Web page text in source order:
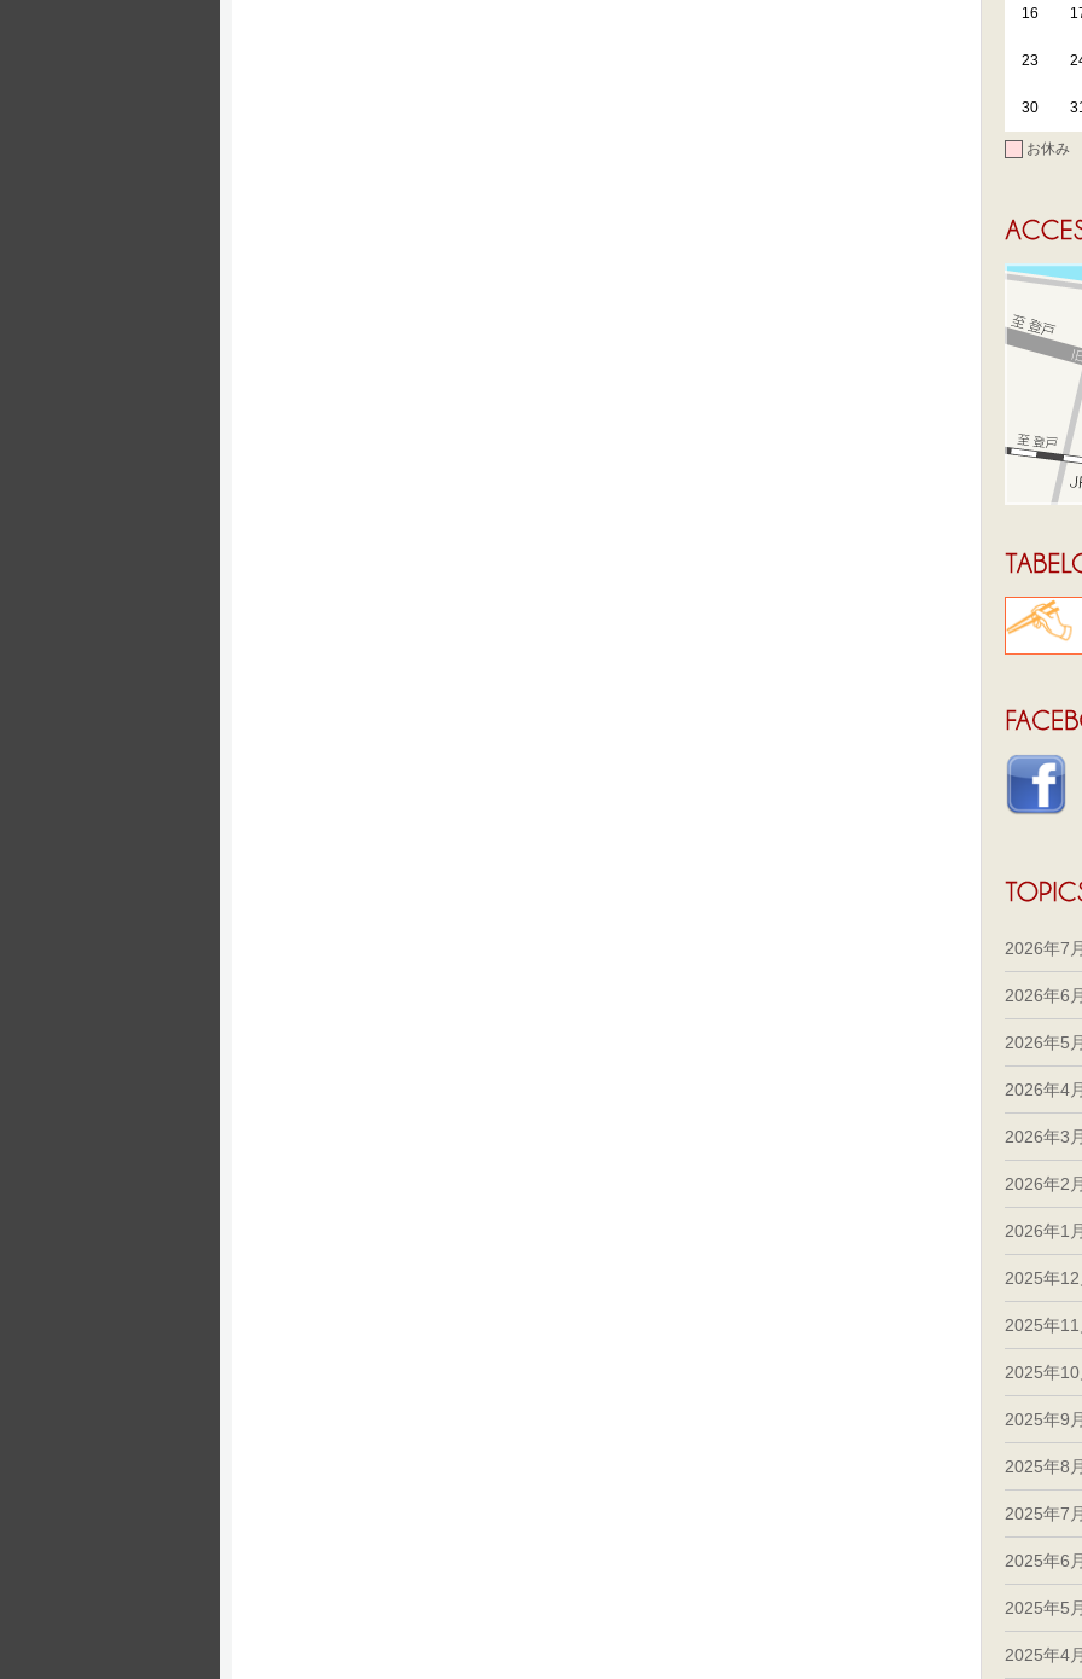
16
23
30
お休み
2026年7月
2026年6月
2026年5月
2026年4月
2026年3月
2026年2月
2026年1月
2025年12
2025年11
2025年10
2025年9月
2025年8月
2025年7月
2025年6月
2025年5月
2025年4月